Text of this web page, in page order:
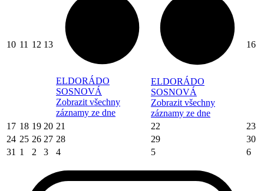
10 11 12 13
ELDORÁDO
SOSNOVÁ
Zobrazit všechny
záznamy ze dne
ELDORÁDO
SOSNOVÁ
Zobrazit všechny
záznamy ze dne
16
17 18 19 20 21 22
23
24 25 26 27 28 29
30
31 1 2 3 4 5 6